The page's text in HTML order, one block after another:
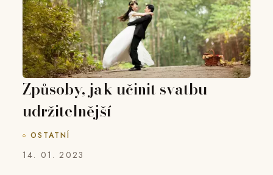
Způsoby, jak učinit svatbu
udržitelnější
OSTATNÍ
14. 01. 2023